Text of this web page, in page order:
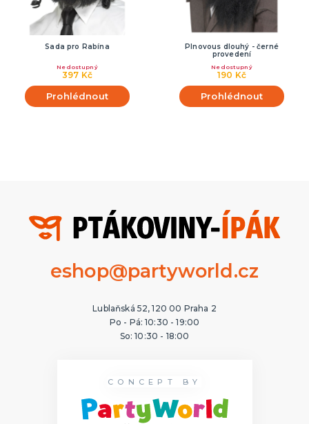
Sada pro Rabína
397 Kč
Nedostupný
Prohlédnout
Plnovous dlouhý - černé
provedení
190 Kč
Nedostupný
Prohlédnout
eshop@partyworld.cz
Lublaňská 52, 120 00 Praha 2
Po - Pá: 10:30 - 19:00
So: 10:30 - 18:00
CONCEPT BY